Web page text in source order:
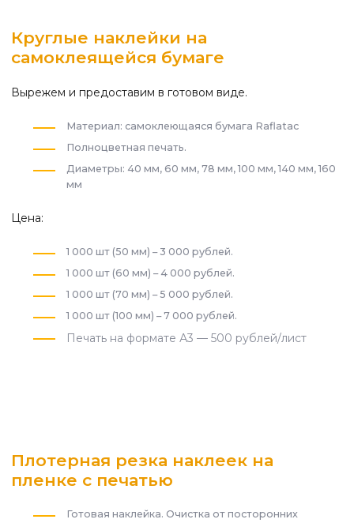
Круглые наклейки на
самоклеящейся бумаге
Вырежем и предоставим в готовом виде.
Материал: самоклеющаяся бумага Raflatac
Полноцветная печать.
Диаметры: 40 мм, 60 мм, 78 мм, 100 мм, 140 мм, 160
мм
Цена:
1 000 шт (50 мм) – 3 000 рублей.
1 000 шт (60 мм) – 4 000 рублей.
1 000 шт (70 мм) – 5 000 рублей.
1 000 шт (100 мм) – 7 000 рублей.
Печать на формате А3 — 500 рублей/лист
Плотерная резка наклеек на
пленке с печатью
Готовая наклейка. Очистка от посторонних